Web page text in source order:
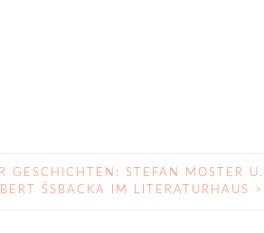
GESCHICHTEN: STEFAN MOSTER U.
ŠSBACKA IM LITERATURHAUS >